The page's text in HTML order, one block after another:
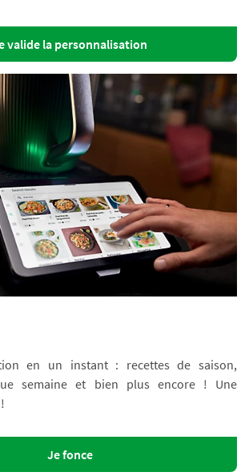
valide la personnalisation
en un instant : recettes de saison,
semaine et bien plus encore ! Une
Je fonce